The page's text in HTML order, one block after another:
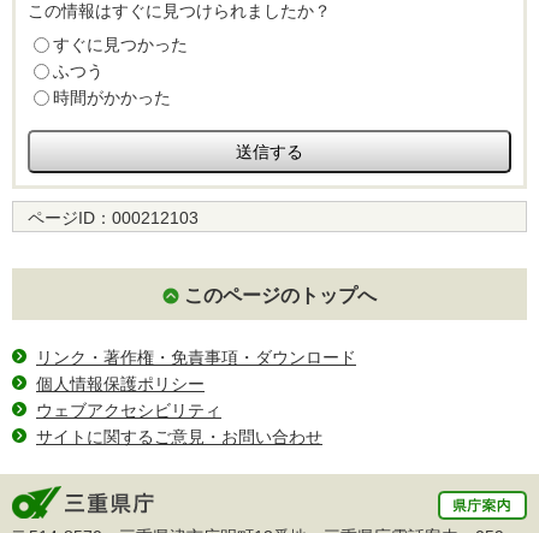
この情報はすぐに見つけられましたか？
すぐに見つかった
ふつう
時間がかかった
ページID： 000212103
このページのトップへ
リンク・著作権・免責事項・ダウンロード
個人情報保護ポリシー
ウェブアクセシビリティ
サイトに関するご意見・お問い合わせ